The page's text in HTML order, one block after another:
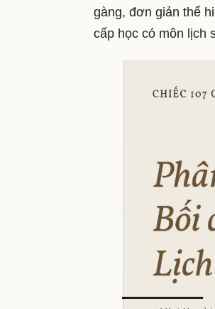
gàng, đơn giản thể
cấp học có môn lịch